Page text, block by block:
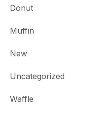
Donut
Muffin
New
Uncategorized
Waffle